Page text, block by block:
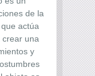
de la
actúa
crear una
y